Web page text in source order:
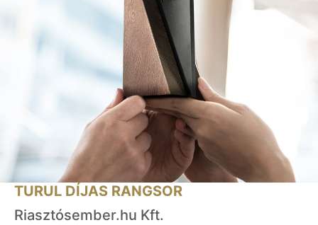
TURUL DÍJAS RANGSOR
Riasztósember.hu Kft.